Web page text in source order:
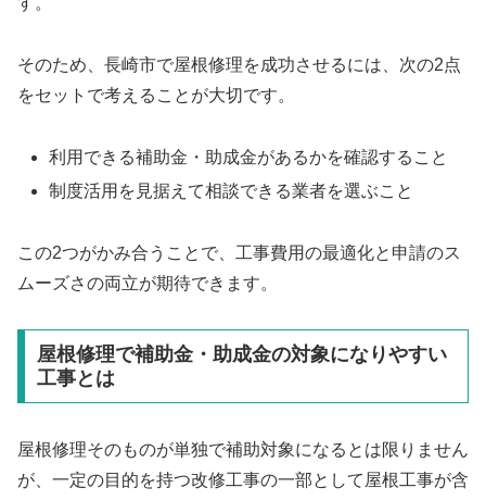
そのため、長崎市で屋根修理を成功させるには、次の2点
をセットで考えることが大切です。
利用できる補助金・助成金があるかを確認すること
制度活用を見据えて相談できる業者を選ぶこと
この2つがかみ合うことで、工事費用の最適化と申請のス
ムーズさの両立が期待できます。
屋根修理で補助金・助成金の対象になりやすい
工事とは
屋根修理そのものが単独で補助対象になるとは限りません
が、一定の目的を持つ改修工事の一部として屋根工事が含